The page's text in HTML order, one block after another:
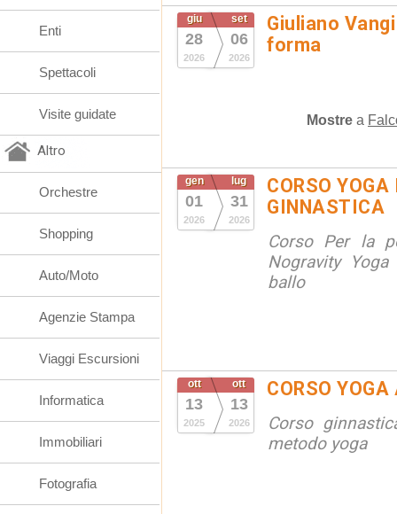
giu
28
2026
set
06
2026
Giuliano
forma
Mostre a
gen
01
2026
lug
31
2026
CORSO
GINNASTICA
Corso Per la
Nogravity
ballo
ott
13
2025
ott
13
2026
CORSO
Corso
metodo yoga
Enti
Spettacoli
Visite guidate
Altro
Orchestre
Shopping
Auto/Moto
Agenzie Stampa
Viaggi Escursioni
Informatica
Immobiliari
Fotografia